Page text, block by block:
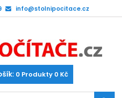
info@stolnipocitace.cz
0 Produkty 0 Kč